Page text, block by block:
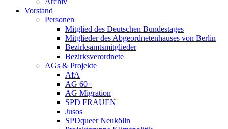
Vorstand
Personen
Mitglied des Deutschen Bundestages
Mitglieder des Abgeordnetenhauses von Berlin
Bezirksamtsmitglieder
Bezirksverordnete
AGs & Projekte
AfA
AG 60+
AG Migration
SPD FRAUEN
Jusos
SPDqueer Neukölln